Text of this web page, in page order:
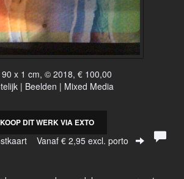
x 1 cm, © 2018, € 100,00
| Beelden | Mixed Media
KOOP DIT WERK VIA EXTO
Vanaf € 2,95 excl. porto